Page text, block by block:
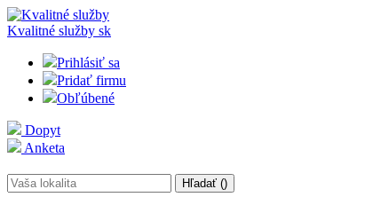
Kvalitné služby sk
Prihlásiť sa
Pridať firmu
Obľúbené
Dopyt
Anketa
Hľadať ()